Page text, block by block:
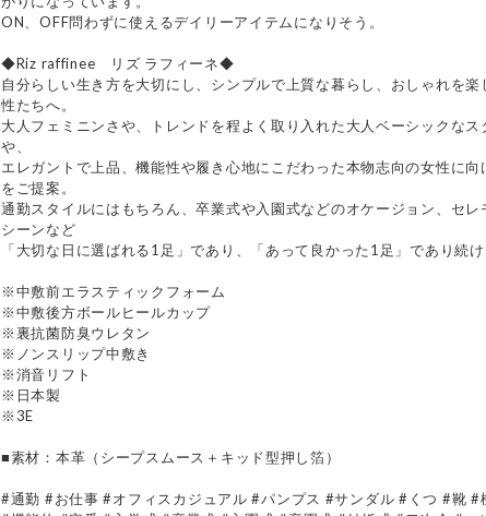
ON、OFF問わずに使えるデイリーアイテムになりそう。
◆Riz raffinee リズ ラフィーネ◆
自分らしい生き方を大切にし、シンプルで上質な暮らし、おしゃれを楽
性たちへ。
大人フェミニンさや、トレンドを程よく取り入れた大人ベーシックなス
や、
エレガントで上品、機能性や履き心地にこだわった本物志向の女性に向
をご提案。
通勤スタイルにはもちろん、卒業式や入園式などのオケージョン、セレ
シーンなど
「大切な日に選ばれる1足」であり、「あって良かった1足」であり続け
※中敷前エラスティックフォーム
※中敷後方ボールヒールカップ
※裏抗菌防臭ウレタン
※ノンスリップ中敷き
※消音リフト
※日本製
※3E
■素材：本革（シープスムース＋キッド型押し箔）
#通勤 #お仕事 #オフィスカジュアル #パンプス #サンダル #くつ #靴 #